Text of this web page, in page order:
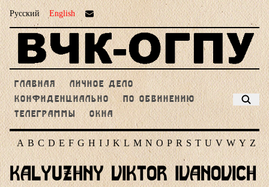
Русский English
ГЛАВНАЯ
ЛИЧНОЕ ДЕЛО
КОНФИДЕНЦИАЛЬНО
ПО ОБВИНЕНИЮ
ТЕЛЕГРАММЫ
ОКНА
A B C D E F G H I J K L M N O P R S T U V W Y Z
Kalyuzhny Viktor Ivanovich